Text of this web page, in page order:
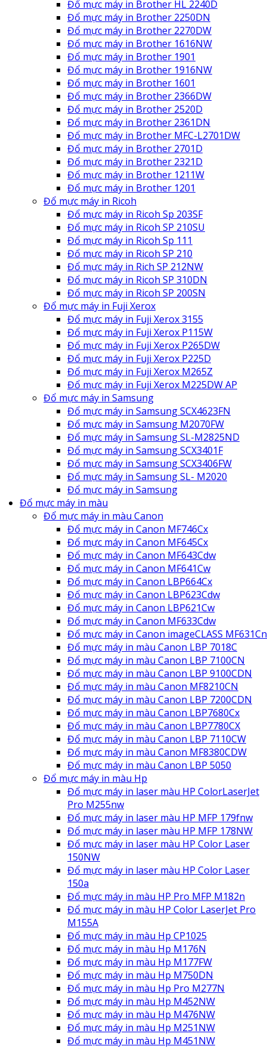
Đổ mực máy in Brother HL 2240D
Đổ mực máy in Brother 2250DN
Đổ mực máy in Brother 2270DW
Đổ mực máy in Brother 1616NW
Đổ mực máy in Brother 1901
Đổ mực máy in Brother 1916NW
Đổ mực máy in Brother 1601
Đổ mực máy in Brother 2366DW
Đổ mực máy in Brother 2520D
Đổ mực máy in Brother 2361DN
Đổ mực máy in Brother MFC-L2701DW
Đổ mực máy in Brother 2701D
Đổ mực máy in Brother 2321D
Đổ mực máy in Brother 1211W
Đổ mực máy in Brother 1201
Đổ mực máy in Ricoh
Đổ mực máy in Ricoh Sp 203SF
Đổ mực máy in Ricoh SP 210SU
Đổ mực máy in Ricoh Sp 111
Đổ mực máy in Ricoh SP 210
Đổ mực máy in Rich SP 212NW
Đổ mực máy in Ricoh SP 310DN
Đổ mực máy in Ricoh SP 200SN
Đổ mực máy in Fuji Xerox
Đổ mực máy in Fuji Xerox 3155
Đổ mực máy in Fuji Xerox P115W
Đổ mực máy in Fuji Xerox P265DW
Đổ mực máy in Fuji Xerox P225D
Đổ mực máy in Fuji Xerox M265Z
Đổ mực máy in Fuji Xerox M225DW AP
Đổ mực máy in Samsung
Đổ mực máy in Samsung SCX4623FN
Đổ mực máy in Samsung M2070FW
Đổ mực máy in Samsung SL-M2825ND
Đổ mực máy in Samsung SCX3401F
Đổ mực máy in Samsung SCX3406FW
Đổ mực máy in Samsung SL- M2020
Đổ mực máy in Samsung
Đổ mực máy in màu
Đổ mực máy in màu Canon
Đổ mực máy in Canon MF746Cx
Đổ mực máy in Canon MF645Cx
Đổ mực máy in Canon MF643Cdw
Đổ mực máy in Canon MF641Cw
Đổ mực máy in Canon LBP664Cx
Đổ mực máy in Canon LBP623Cdw
Đổ mực máy in Canon LBP621Cw
Đổ mực máy in Canon MF633Cdw
Đổ mực máy in Canon imageCLASS MF631Cn
Đổ mực máy in màu Canon LBP 7018C
Đổ mực máy in màu Canon LBP 7100CN
Đổ mực máy in màu Canon LBP 9100CDN
Đổ mực máy in màu Canon MF8210CN
Đổ mực máy in màu Canon LBP 7200CDN
Đổ mực máy in màu Canon LBP7680Cx
Đổ mực máy in màu Canon LBP7780CX
Đổ mực máy in màu Canon LBP 7110CW
Đổ mực máy in màu Canon MF8380CDW
Đổ mực máy in màu Canon LBP 5050
Đổ mực máy in màu Hp
Đổ mực máy in laser màu HP ColorLaserJet
Pro M255nw
Đổ mực máy in laser màu HP MFP 179fnw
Đổ mực máy in laser màu HP MFP 178NW
Đổ mực máy in laser màu HP Color Laser
150NW
Đổ mực máy in laser màu HP Color Laser
150a
Đổ mực máy in màu HP Pro MFP M182n
Đổ mực máy in màu HP Color LaserJet Pro
M155A
Đổ mực máy in màu Hp CP1025
Đổ mực máy in màu Hp M176N
Đổ mực máy in màu Hp M177FW
Đổ mực máy in màu Hp M750DN
Đổ mực máy in màu Hp Pro M277N
Đổ mực máy in màu Hp M452NW
Đổ mực máy in màu Hp M476NW
Đổ mực máy in màu Hp M251NW
Đổ mực máy in màu Hp M451NW